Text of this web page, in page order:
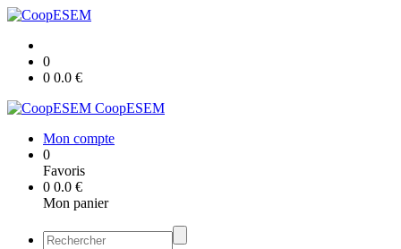
0
0 0.0 €
CoopESEM
Mon compte
0
Favoris
0 0.0 €
Mon panier